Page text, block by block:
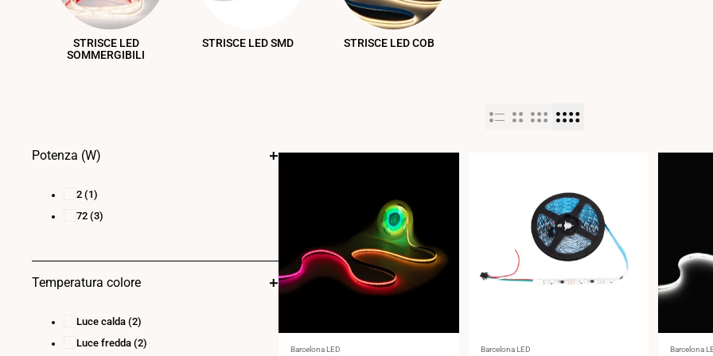
STRISCE LED
SOMMERGIBILI
STRISCE LED SMD STRISCE LED COB
Fornitore:
Barcelona LED Fornitore:
Barcelona LED Fornitore:
Barcelona
Potenza (W)
2 (1)
72 (3)
Temperatura colore
Luce calda (2)
Luce fredda (2)